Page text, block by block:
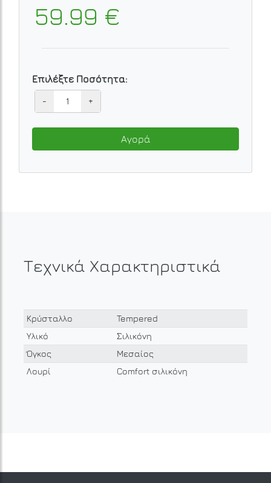
59.99 €
Επιλέξτε Ποσότητα:
- +
Αγορά
Τεχνικά Χαρακτηριστικά
Κρύσταλλο
Tempered
Υλικό
Σιλικόνη
Όγκος
Μεσαίος
Λουρί
Comfort σιλικόνη